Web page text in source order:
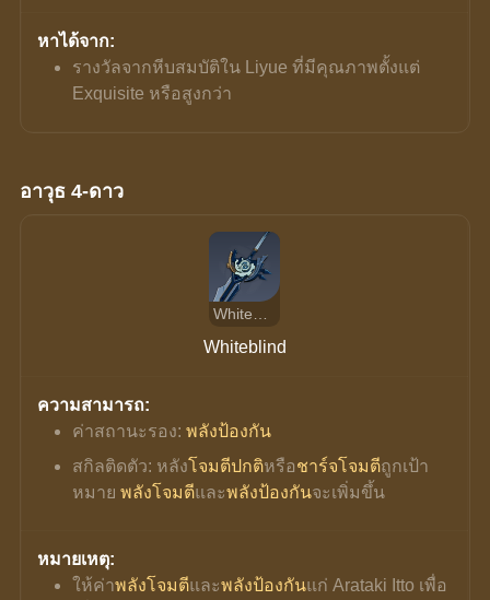
หาได้จาก:
รางวัลจากหีบสมบัติใน Liyue ที่มีคุณภาพตั้งแต่
Exquisite หรือสูงกว่า
อาวุธ 4-ดาว
Whiteblind
ความสามารถ:
ค่าสถานะรอง: พลังป้องกัน
สกิลติดตัว: หลังโจมตีปกติหรือชาร์จโจมตีถูกเป้า
หมาย พลังโจมตีและพลังป้องกันจะเพิ่มขึ้น
หมายเหตุ:
ให้ค่าพลังโจมตีและพลังป้องกันแก่ Arataki Itto เพื่อ